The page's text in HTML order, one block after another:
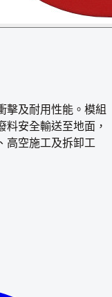
擊及耐用性能。模組
料安全輸送至地面，
高空施工及拆卸工